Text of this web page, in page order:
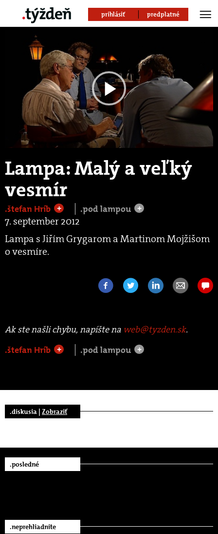
prihlásiť predplatné
Play
Video
Lampa: Malý a veľký
vesmír
.štefan Hríb + .pod lampou +
7. september 2012
Lampa s Jiřím Grygarom a Martinom Mojžišom
o vesmíre.
Ak ste našli chybu, napíšte na web@tyzden.sk.
.štefan Hríb
+ .pod lampou +
.diskusia | Zobraziť
.posledné
.neprehliadnite